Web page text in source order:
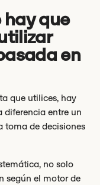
que
en
que utilices, hay
diferencia entre un
toma de decisiones
no solo
según el motor de